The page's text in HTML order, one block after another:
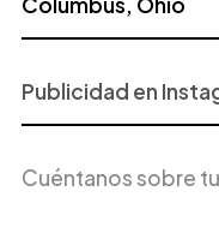
o
Servicio
Interés
del